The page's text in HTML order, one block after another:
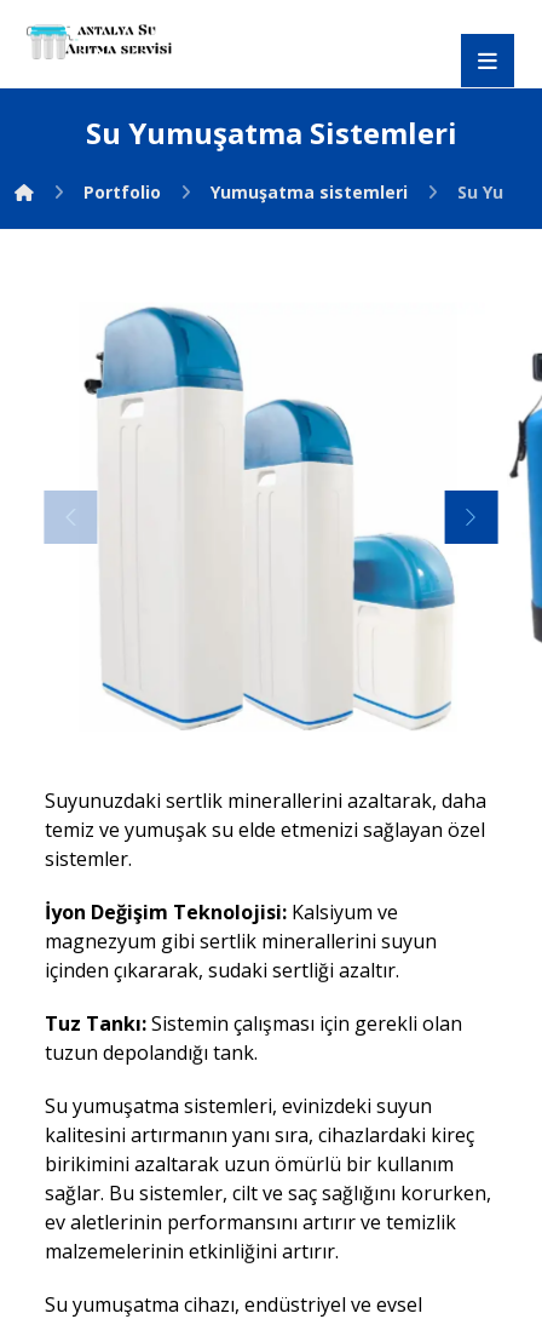
Su Yumuşatma Sistemleri
Portfolio Yumuşatma sistemleri Su
Suyunuzdaki sertlik minerallerini azaltarak, daha
temiz ve yumuşak su elde etmenizi sağlayan özel
sistemler.
İyon Değişim Teknolojisi: Kalsiyum ve
magnezyum gibi sertlik minerallerini suyun
içinden çıkararak, sudaki sertliği azaltır.
Tuz Tankı:Sistemin çalışması için gerekli olan
tuzun depolandığı tank.
Su yumuşatma sistemleri, evinizdeki suyun
kalitesini artırmanın yanı sıra, cihazlardaki kireç
birikimini azaltarak uzun ömürlü bir kullanım
sağlar. Bu sistemler, cilt ve saç sağlığını korurken,
ev aletlerinin performansını artırır ve temizlik
malzemelerinin etkinliğini artırır.
Su yumuşatma cihazı, endüstriyel ve evsel